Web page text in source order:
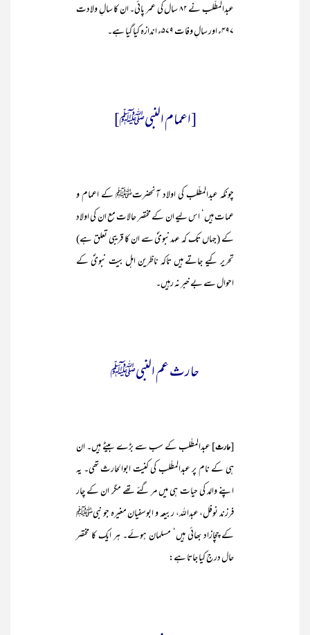
عبدالمطّلب نے ۸۲ سال کی عمر پائی۔ ان کا سالِ ولادت
۴۹۷ء اور سالِ وفات ۵۷۹ء اندازہ کیا گیا ہے۔
[اعمام النبیﷺ]
چونکہ عبدالمطّلب کی اولاد آنحضرتﷺ کے اعمام و
عمات ہیں‘ اس لیے ان کے مختصر حالات مع ان کی اولاد
کے (جہاں تک کہ عہدنبویؐ سے ان کا قریبی تعلق ہے)
تحریر کیے جاتے ہیں تاکہ ناظرین اہل بیت نبویؐ کے
احوال سے بے خبر نہ رہیں۔
حارث عم النبیﷺ
[حارث] عبدالمطّلب کے سب سے بڑے بیٹے ہیں۔ ان
ہی کے نام پر عبدالمطّلب کی کنیت ابوالحارث تھی۔ یہ
اپنے والد کی حیات ہی میں مر گئے تھے مگر ان کے چار
فرزند نوفل، عبداللہ، ربیعہ و ابوسفیان مغیرہ جو نبیﷺ
کے چچازاد بھائی ہیں‘ مسلمان ہوئے۔ ہر ایک کا مختصر
حال درج کیا جاتا ہے: